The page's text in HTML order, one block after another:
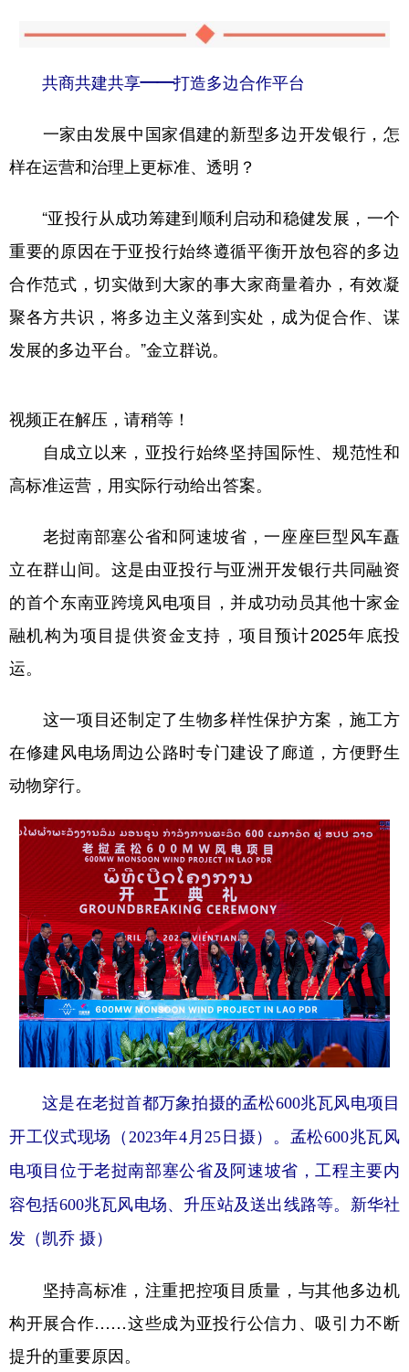
共商共建共享——打造多边合作平台
一家由发展中国家倡建的新型多边开发银行，怎
样在运营和治理上更标准、透明？
“亚投行从成功筹建到顺利启动和稳健发展，一个
重要的原因在于亚投行始终遵循平衡开放包容的多边
合作范式，切实做到大家的事大家商量着办，有效凝
聚各方共识，将多边主义落到实处，成为促合作、谋
发展的多边平台。”金立群说。
视频正在解压，请稍等！
自成立以来，亚投行始终坚持国际性、规范性和
高标准运营，用实际行动给出答案。
老挝南部塞公省和阿速坡省，一座座巨型风车矗
立在群山间。这是由亚投行与亚洲开发银行共同融资
的首个东南亚跨境风电项目，并成功动员其他十家金
融机构为项目提供资金支持，项目预计2025年底投
运。
这一项目还制定了生物多样性保护方案，施工方
在修建风电场周边公路时专门建设了廊道，方便野生
动物穿行。
这是在老挝首都万象拍摄的孟松600兆瓦风电项目
开工仪式现场（2023年4月25日摄）。孟松600兆瓦风
电项目位于老挝南部塞公省及阿速坡省，工程主要内
容包括600兆瓦风电场、升压站及送出线路等。新华社
发（凯乔 摄）
坚持高标准，注重把控项目质量，与其他多边机
构开展合作……这些成为亚投行公信力、吸引力不断
提升的重要原因。